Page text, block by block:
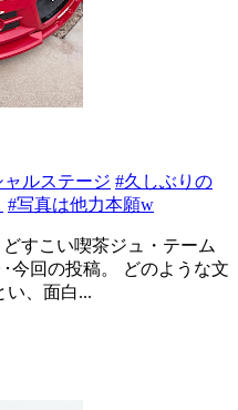
ャルステージ #久しぶりの
#写真は他力本願w
すこい喫茶ジュ・テーム
今回の投稿。 どのような文
い、面白...